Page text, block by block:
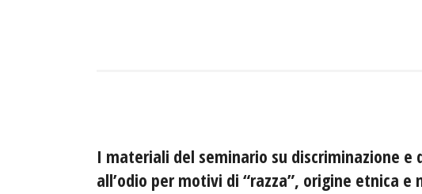
I materiali del seminario su discriminazione e
all’odio per motivi di “razza”, origine etnica e